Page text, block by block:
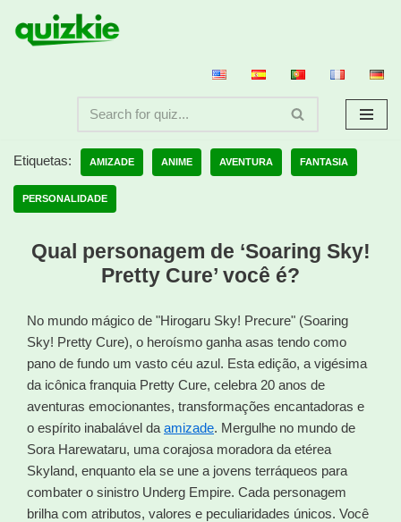
Avançar
Etiquetas: AMIZADE ANIME AVENTURA FANTASIA
PERSONALIDADE
Qual personagem de ‘Soaring Sky!
Pretty Cure’ você é?
No mundo mágico de "Hirogaru Sky! Precure" (Soaring
Sky! Pretty Cure), o heroísmo ganha asas tendo como
pano de fundo um vasto céu azul. Esta edição, a vigésima
da icônica franquia Pretty Cure, celebra 20 anos de
aventuras emocionantes, transformações encantadoras e
o espírito inabalável da amizade. Mergulhe no mundo de
Sora Harewataru, uma corajosa moradora da etérea
Skyland, enquanto ela se une a jovens terráqueos para
combater o sinistro Underg Empire. Cada personagem
brilha com atributos, valores e peculiaridades únicos. Você